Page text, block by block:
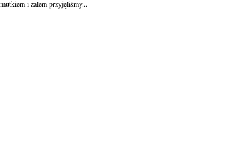
i żalem przyjęliśmy...